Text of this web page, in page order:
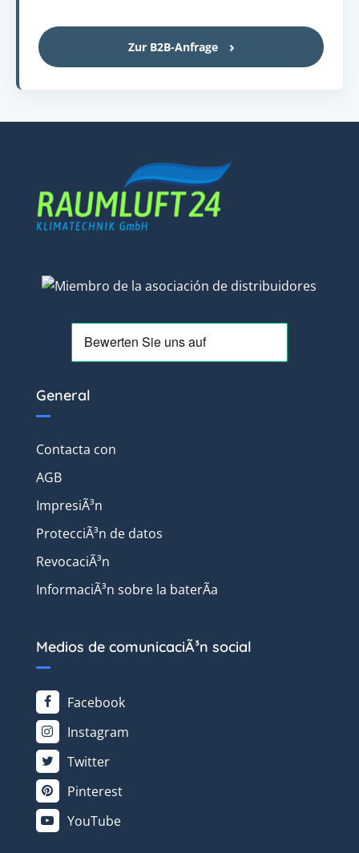
Zur B2B-Anfrage
General
Contacta con
AGB
ImpresiÃ³n
ProtecciÃ³n de datos
RevocaciÃ³n
InformaciÃ³n sobre la baterÃ­a
Medios de comunicaciÃ³n social
Facebook
Instagram
Twitter
Pinterest
YouTube